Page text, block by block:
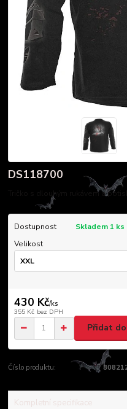
DS118700
Tričko s dlouhým rukávem a
Dostupnost
Skladem 1 ks
Velikost
430 Kč/ks
355 Kč bez DPH
Přidat
Číslo produktu:
Kompletní specifikace